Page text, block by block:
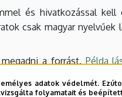
és hivatkozással
csak magyar nyelvűek
a forrást. Példa
is fel kell tüntetni a
adatok védelmét.
folyamatait és